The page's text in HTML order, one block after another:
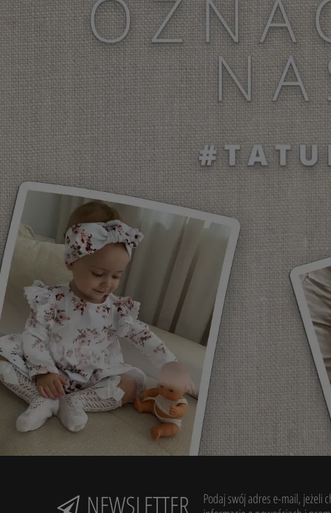
NEWSLETTER
Podaj swój adres e-mail, jeżeli